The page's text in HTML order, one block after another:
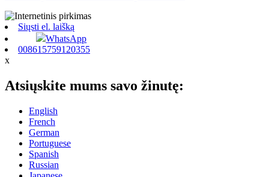
Siųsti el. laišką
WhatsApp
008615759120355
x
Atsiųskite mums savo žinutę:
English
French
German
Portuguese
Spanish
Russian